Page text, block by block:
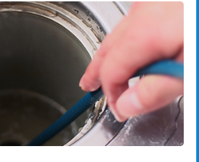
ング鋼管・銅
/3ｍまで)
44,000円
ング鋼管・銅
/3ｍ超え)
+8,800円
・埋め戻し作
11,000円~
事/3ｍまで） 55,000円
管工事/3ｍ超
超え +3,300円
33,000円
8,800円
処理・清掃・修
など（軽作業）
11,000円
処理・清掃・修
など（中作業）
22,000円